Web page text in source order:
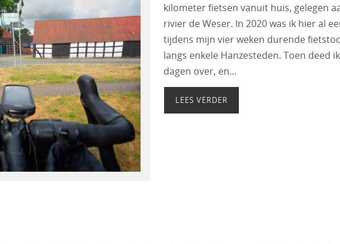
kilometer fietsen vanuit huis, gelegen
rivier de Weser. In 2020 was ik hier al
tijdens mijn vier weken durende
langs enkele Hanzesteden. Toen deed
dagen over, en…
LEES VERDER